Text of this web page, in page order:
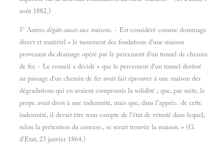
août 1882.)
5° Autres dégâts causés aux maisons. - Est considéré comme dommage
direct et matériel « le tassement des fondations d'une maison
provenant du drainage opéré par le percement d'un tunnel de chemin
de fer. - Le conseil a décidé « que le percement d'un tunnel destiné
au passage d'un chemin de fer avait fait éprouver à une maison des
dégradations qui en avaient compromis la solidité ; que, par suite, le
propr. avait droit à une indemnité, mais que, dans l'appréc. de cette
indemnité, il devait être tenu compte de l'état de vétusté dans lequel,
selon la prétention du concess., se serait trouvée la maison. » (G.
d'Etat, 23 janvier 1864.)